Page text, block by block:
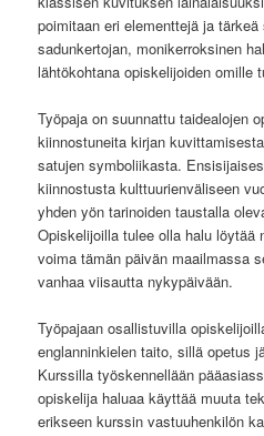
poimitaan eri elementtejä ja
sadunkertojan, monikerroksinen
lähtökohtana opiskelijoiden omille
Työpaja on suunnattu taidealojen
kiinnostuneita kirjan
satujen symboliikasta.
kiinnostusta kulttuurienväliseen
yhden yön tarinoiden taustalla
Opiskelijoilla tulee olla halu löytää
voima tämän päivän maailmassa
vanhaa viisautta nykypäivään.
Työpajaan osallistuvilla
englanninkielen taito, sillä opetus
Kurssilla työskennellään
opiskelija haluaa käyttää muuta
erikseen kurssin vastuuhenkilön